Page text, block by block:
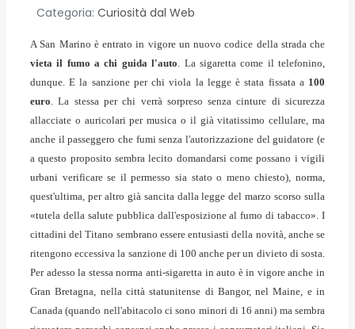
Categoria: Curiosità dal Web
A San Marino è entrato in vigore un nuovo codice della strada che
vieta il fumo a chi guida l'auto. La sigaretta come il telefonino,
dunque. E la sanzione per chi viola la legge è stata fissata a 100
euro. La stessa per chi verrà sorpreso senza cinture di sicurezza
allacciate o auricolari per musica o il già vitatissimo cellulare, ma
anche il passeggero che fumi senza l'autorizzazione del guidatore (e
a questo proposito sembra lecito domandarsi come possano i vigili
urbani verificare se il permesso sia stato o meno chiesto), norma,
quest'ultima, per altro già sancita dalla legge del marzo scorso sulla
«tutela della salute pubblica dall'esposizione al fumo di tabacco». I
cittadini del Titano sembrano essere entusiasti della novità, anche se
ritengono eccessiva la sanzione di 100 anche per un divieto di sosta.
Per adesso la stessa norma anti-sigaretta in auto è in vigore anche in
Gran Bretagna, nella città statunitense di Bangor, nel Maine, e in
Canada (quando nell'abitacolo ci sono minori di 16 anni) ma sembra